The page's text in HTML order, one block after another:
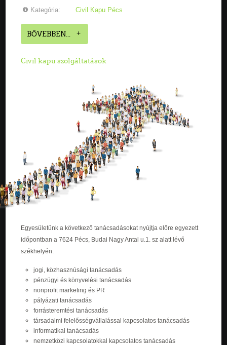
Kategória: Civil Kapu Pécs
BŐVEBBEN...
Civil kapu szolgáltatások
Egyesületünk a következő tanácsadásokat nyújtja előre egyezett
időpontban a 7624 Pécs, Budai Nagy Antal u.1. sz alatt lévő
székhelyén.
jogi, közhasznúsági tanácsadás
pénzügyi és könyvelési tanácsadás
nonprofit marketing és PR
pályázati tanácsadás
forrásteremtési tanácsadás
társadalmi felelősségvállalással kapcsolatos tanácsadás
informatikai tanácsadás
nemzetközi kapcsolatokkal kapcsolatos tanácsadás